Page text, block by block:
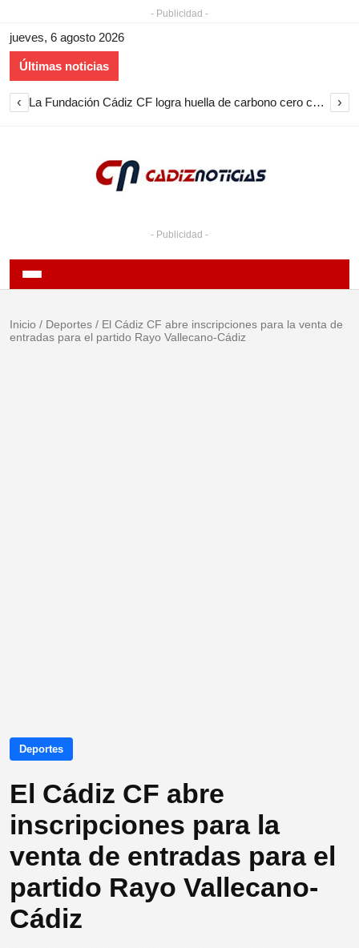
- Publicidad -
jueves, 6 agosto 2026
Últimas noticias
‹ La Fundación Cádiz CF logra huella de carbono cero con su voluntariado tras recoger 690 kilos de pilas en la provincia ›
- Publicidad -
Inicio / Deportes / El Cádiz CF abre inscripciones para la venta de
entradas para el partido Rayo Vallecano-Cádiz
Deportes
El Cádiz CF abre
inscripciones para la
venta de entradas para el
partido Rayo Vallecano-
Cádiz